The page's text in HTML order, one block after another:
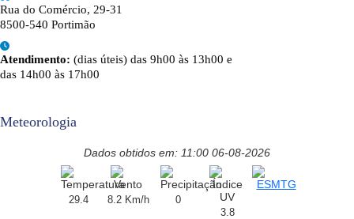
Rua do Comércio, 29-31
8500-540 Portimão
Atendimento: (dias úteis) das 9h00 às 13h00 e
das 14h00 às 17h00
Meteorologia
Dados obtidos em: 11:00 06-08-2026
29.4 8.2 Km/h
0
3.8